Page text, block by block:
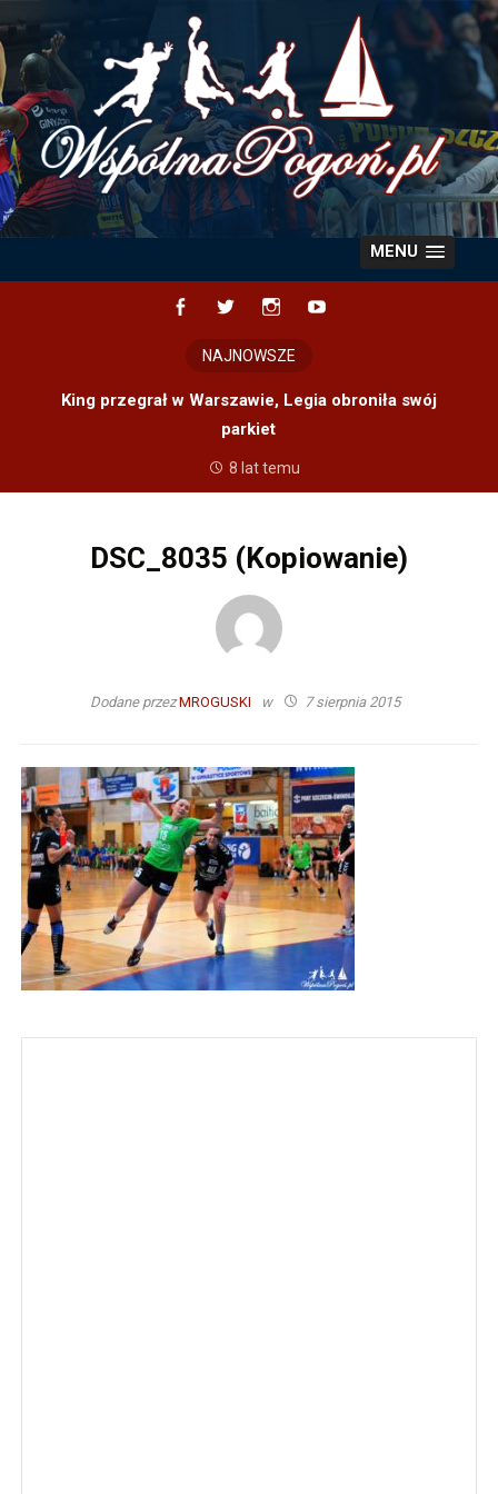
content
MENU
NAJNOWSZE
King przegrał w Warszawie, Legia obroniła swój
parkiet
8 lat temu
DSC_8035 (Kopiowanie)
Dodane przezMROGUSKI w 7 sierpnia 2015